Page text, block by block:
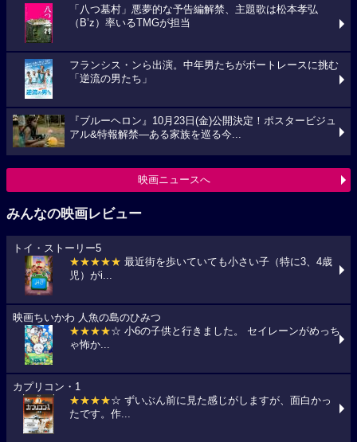
「八つ墓村」悪夢的な予告編解禁、主題歌は松本孝弘
（B’z）率いるTMGが担当
フランシス・ンら出演。中年男たちがボートレースに挑む
「逆流の男たち」
『ブルーヘロン』10月23日(金)公開決定！ポスタービジュ
アル&特報解禁―ある家族を巡る今...
映画ニュースへ
みんなの映画レビュー
トイ・ストーリー5
★★★★★ 最近街を歩いていても小さい子（特に3、4歳
児）がi...
映画ちいかわ 人魚の島のひみつ
★★★★☆ 小6の子供と行きました。 セイレーンがめっち
ゃ怖か...
カプリコン・1
★★★★☆ ずいぶん前に見た感じがしますが、面白かっ
たです。作...